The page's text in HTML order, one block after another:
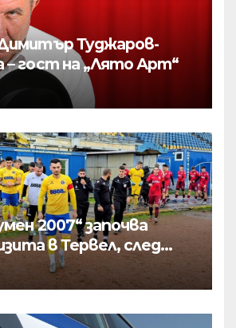
Туджаров-
гост на „Лято Арт“
2007“ започва
в Тервел, след
новак